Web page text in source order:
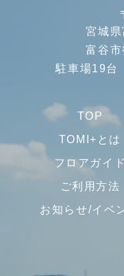
宮城
富谷
駐車場19台
TOP
TOMI+とは
フロアガイド
ご利用方法
お知らせ/イベ